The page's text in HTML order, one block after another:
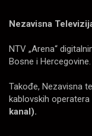
Nezavisna
NTV „Arena“
Bosne i Hercegovine.
Takođe, Nezavisna
kablovskih operatera
kanal).